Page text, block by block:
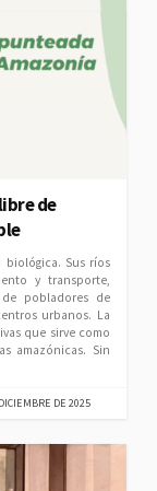
de
biológica. Sus ríos
y transporte,
pobladores de
urbanos. La
que sirve como
amazónicas. Sin
DE 2025